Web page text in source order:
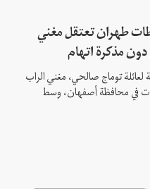
طهران تعتقل مغني
مذكرة اتهام
توماج صالحي، مغني الراب
في محافظة أصفهان، وسط